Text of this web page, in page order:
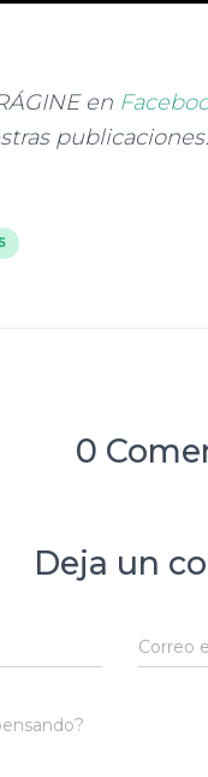
en
0
Deja un
Correo